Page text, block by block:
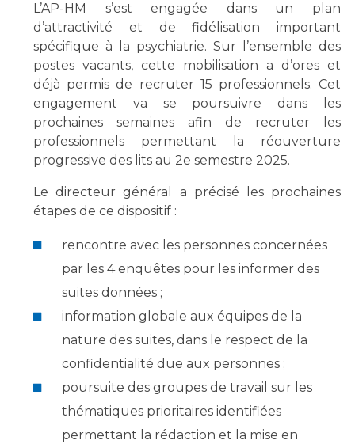
L’AP-HM s’est engagée dans un plan
d’attractivité et de fidélisation important
spécifique à la psychiatrie. Sur l’ensemble des
postes vacants, cette mobilisation a d’ores et
déjà permis de recruter 15 professionnels. Cet
engagement va se poursuivre dans les
prochaines semaines afin de recruter les
professionnels permettant la réouverture
progressive des lits au 2e semestre 2025.
Le directeur général a précisé les prochaines
étapes de ce dispositif :
rencontre avec les personnes concernées
par les 4 enquêtes pour les informer des
suites données ;
information globale aux équipes de la
nature des suites, dans le respect de la
confidentialité due aux personnes ;
poursuite des groupes de travail sur les
thématiques prioritaires identifiées
permettant la rédaction et la mise en